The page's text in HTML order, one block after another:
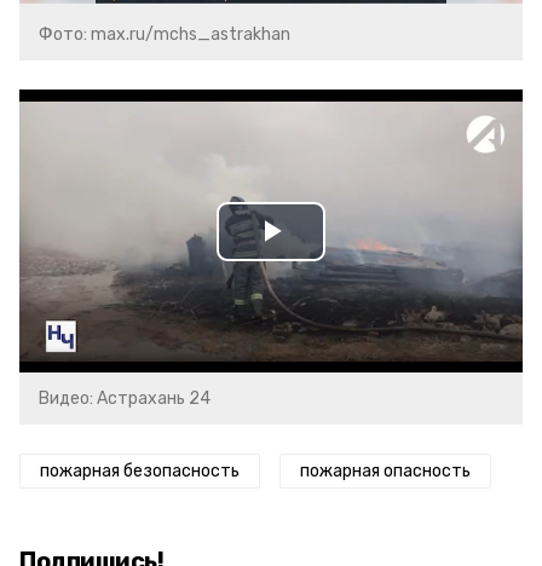
Фото: max.ru/mchs_astrakhan
Play
Video
Видео: Астрахань 24
пожарная безопасность пожарная опасность